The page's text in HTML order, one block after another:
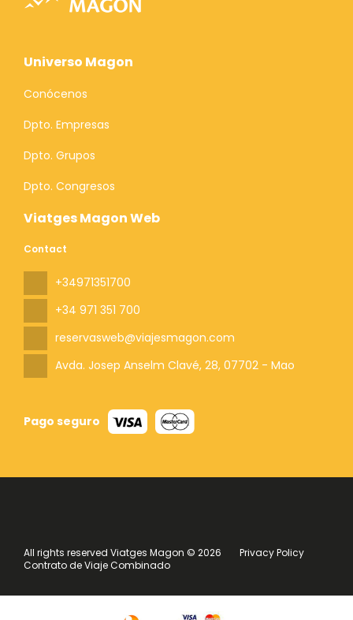
Viatges Magon Web
Contact
+34971351700
+34 971 351 700
reservasweb@viajesmagon.com
Avda. Josep Anselm Clavé, 28, 07702 - Mao
Pago seguro
Universo Magon
Conócenos
Dpto. Empresas
Dpto. Grupos
Dpto. Congresos
All rights reserved Viatges Magon © 2026
Privacy Policy
Contrato de Viaje Combinado